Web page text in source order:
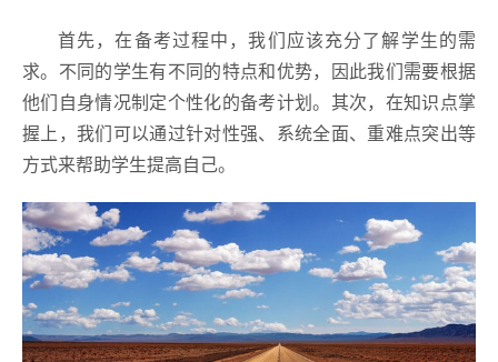
首先，在备考过程中，我们应该充分了解学生的需
求。不同的学生有不同的特点和优势，因此我们需要根据
他们自身情况制定个性化的备考计划。其次，在知识点掌
握上，我们可以通过针对性强、系统全面、重难点突出等
方式来帮助学生提高自己。